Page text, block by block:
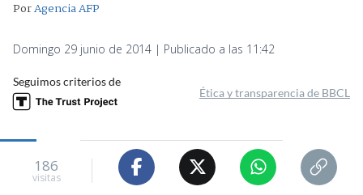
PorAgencia AFP
Domingo 29 junio de 2014 | Publicado a las 11:42
Seguimos criterios de
Ética y transparencia de BBCL
186
visitas